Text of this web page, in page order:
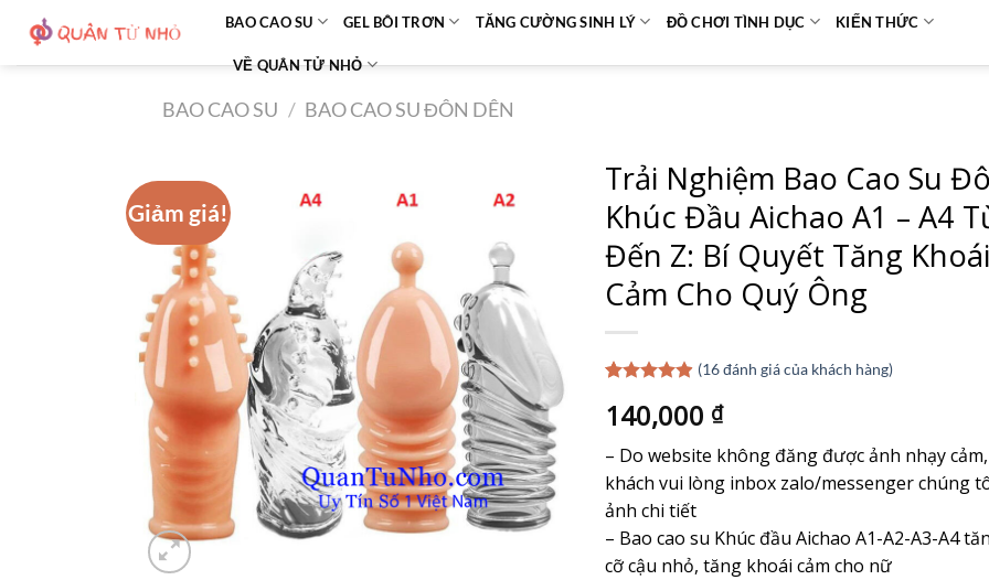
nội
BAO CAO SU GEL BÔI TRƠN TĂNG CƯỜNG SINH LÝ ĐỒ CHƠI TÌNH DỤC KIẾN THỨC
VỀ QUÂN TỬ NHỎ
BAO CAO SU / BAO CAO SU ĐÔN DÊN
Giảm giá!
Trải Nghiệm Bao Cao Su
Khúc Đầu Aichao A1 – A4
Đến Z: Bí Quyết Tăng Khoái
Cảm Cho Quý Ông
dựa trên
đánh giá
(16đánh giá của khách hàng)
140,000 ₫
– Do website không đăng được ảnh nhạy
khách vui lòng inbox zalo/messenger chúng
ảnh chi tiết
– Bao cao su Khúc đầu Aichao A1-A2-A3-A4
cỡ cậu nhỏ, tăng khoái cảm cho nữ